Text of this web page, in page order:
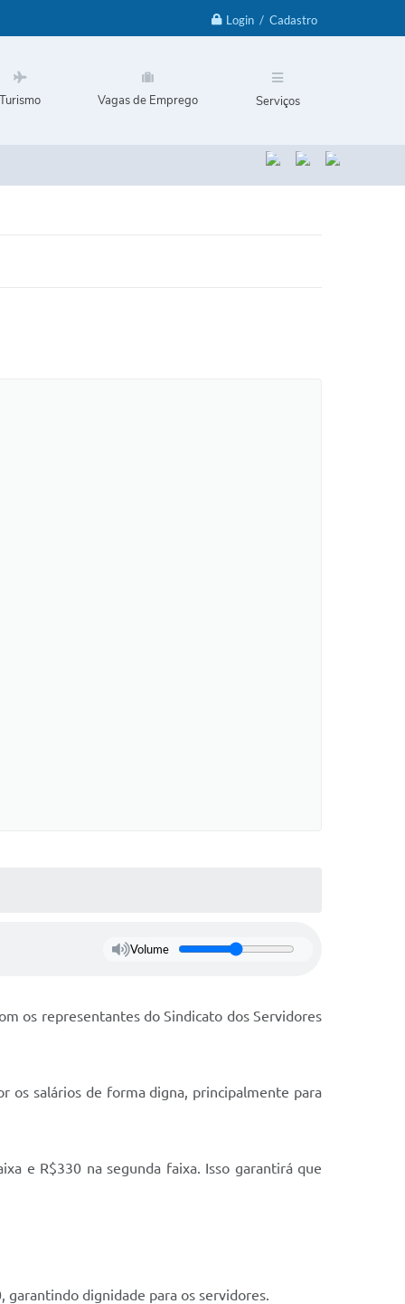
Login / Cadastro
Turismo Vagas de Emprego Serviços
Volume
os representantes do Sindicato dos Servidores
os salários de forma digna, principalmente para
e R$330 na segunda faixa. Isso garantirá que
dignidade para os servidores.